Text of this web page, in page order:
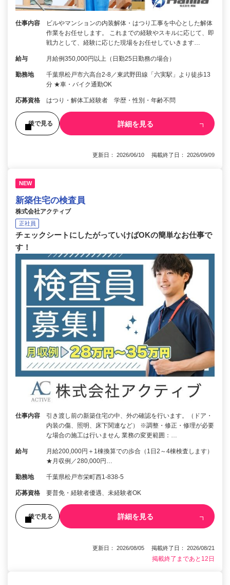
仕事内容
ビルやマンションの内装解体・はつり工事を中心とした解体
作業をお任せします。 これまでの経験やスキルに応じて、即
戦力として、経験に応じた現場をお任せしていきます…
給与 月給例350,000円以上（日勤25日勤務の場合）
勤務地
千葉県松戸市六高台2-8／東武野田線「六実駅」より徒歩13
分 ★車・バイク通勤OK
応募資格 はつり・解体工経験者 学歴・性別・年齢不問
後で見る 詳細を見る
更新日： 2026/06/10 掲載終了日： 2026/09/09
NEW
新築住宅の検査員
株式会社アクティブ
正社員
チェックシートにしたがっていけばOKの簡単なお仕事で
す！
仕事内容
引き渡し前の新築住宅の中、外の確認を行います。（ドア・
内装の傷、照明、床下関連など） ※調整・修正・修理が必要
な場合の施工は行いません 業務の変更範囲：…
給与
月給200,000円＋1棟換算での歩合（1日2～4棟検査します）
★月収例／280,000円…
勤務地 千葉県松戸市栄町西1-838-5
応募資格 要普免・経験者優遇、未経験者OK
後で見る 詳細を見る
更新日： 2026/08/05 掲載終了日： 2026/08/21
掲載終了まであと12日